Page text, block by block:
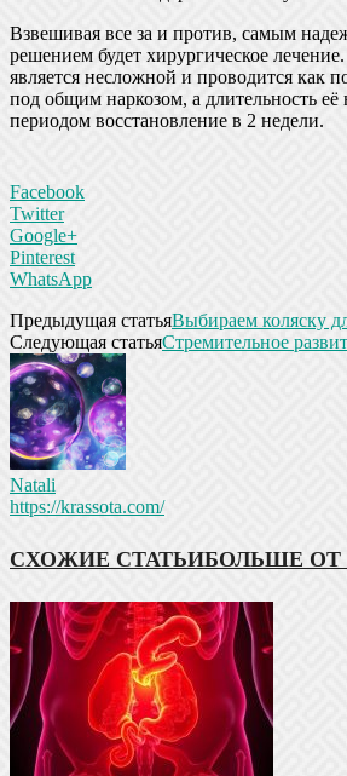
Взвешивая все за и против, самым
решением будет хирургическое
является несложной и проводится как
под общим наркозом, а длительность её
периодом восстановление в 2 недели.
Facebook
Twitter
Google+
Pinterest
WhatsApp
Предыдущая статьяВыбираем коляску
Следующая статьяСтремительное
Natali
https://krassota.com/
СХОЖИЕ СТАТЬИБОЛЬШЕ ОТ